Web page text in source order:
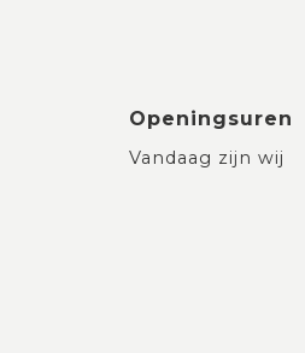
Openingsuren
Vandaag zijn wij